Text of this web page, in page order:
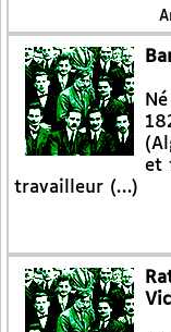
et
travailleur (…)